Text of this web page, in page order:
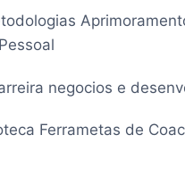
negocios e
Ferrametas de